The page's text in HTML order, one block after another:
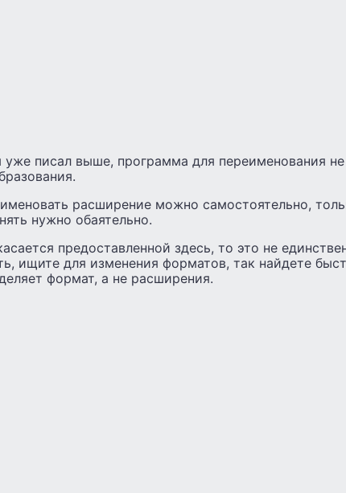
уже писал выше, программа для переименования
расширение можно самостоятельно,
нужно обаятельно.
предоставленной здесь, то это не
ищите для изменения форматов, так найдете
формат, а не расширения.